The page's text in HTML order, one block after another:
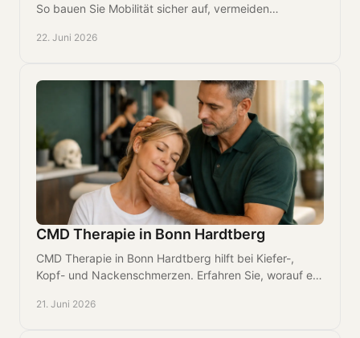
So bauen Sie Mobilität sicher auf, vermeiden
zurück.
22. Juni 2026
CMD Therapie in Bonn Hardtberg
CMD Therapie in Bonn Hardtberg hilft bei Kiefer-,
Kopf- und Nackenschmerzen. Erfahren Sie, worauf es
21. Juni 2026